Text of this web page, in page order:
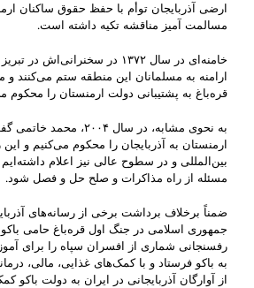
ارضی آذربایجان توأم با حفظ حقوق ساکنان
مسالمت آمیز مناقشه تکیه داشته است.
خامنه‌ای در سال ۱۳۷۲ در
ارامنه به مسلمانان این منطقه ستم می‌کنند و
قره‌باغ به پشتیبانی دولت ارمنستان را محکوم
به نحوی مشابه، در سال
ارمنستان به آذربایجان را محکوم می‌کنیم و
بین‌المللی و در سطوح عالی نیز اعلام
مسئله از راه مذاکرات و صلح حل و فصل شود.
ضمناً برخلاف برداشت برخی از رسانه‌های
جمهوری اسلامی در جنگ اول قره‌باغ حامی
رفسنجانی شماری از افسران سپاه را برای
به باکو فرستاد و با کمک‌های غذایی، مالی،
از آوارگان آذربایجانی در ایران به دولت باکو